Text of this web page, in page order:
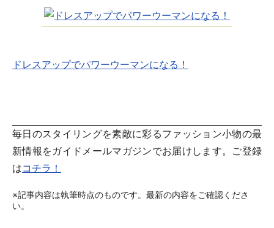
ドレスアップでパワーウーマンになる！
毎日のスタイリングを素敵に彩るファッション小物の最
新情報をガイドメールマガジンでお届けします。ご登録
はコチラ！
※記事内容は執筆時点のものです。最新の内容をご確認くださ
い。